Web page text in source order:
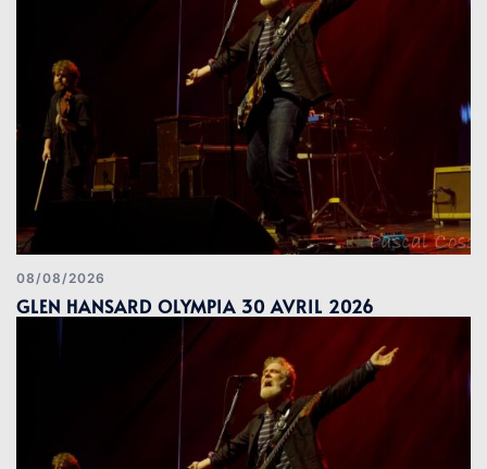
08/08/2026
GLEN HANSARD OLYMPIA 30 AVRIL 2026